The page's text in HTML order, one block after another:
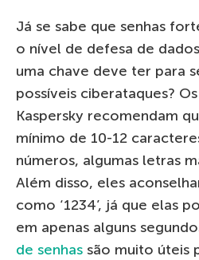
Já se sabe que senhas
o nível de defesa de
uma chave deve ter para
possíveis ciberataques?
Kaspersky recomendam
mínimo de 10-12
números, algumas letras
Além disso, eles
como ‘1234’, já que elas
em apenas alguns
de senhas são muito úteis